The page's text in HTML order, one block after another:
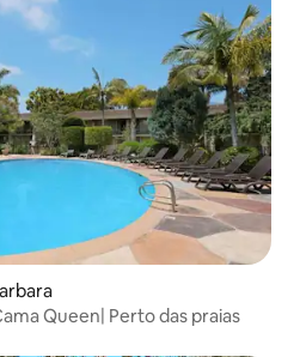
Queen| Perto das praias